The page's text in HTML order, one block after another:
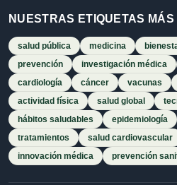
NUESTRAS ETIQUETAS
salud pública medicina
prevención
investigación médica
cardiología
cáncer vacunas
actividad física
salud global
hábitos saludables
epidemiología
tratamientos
salud cardiovascular
innovación médica
prevención